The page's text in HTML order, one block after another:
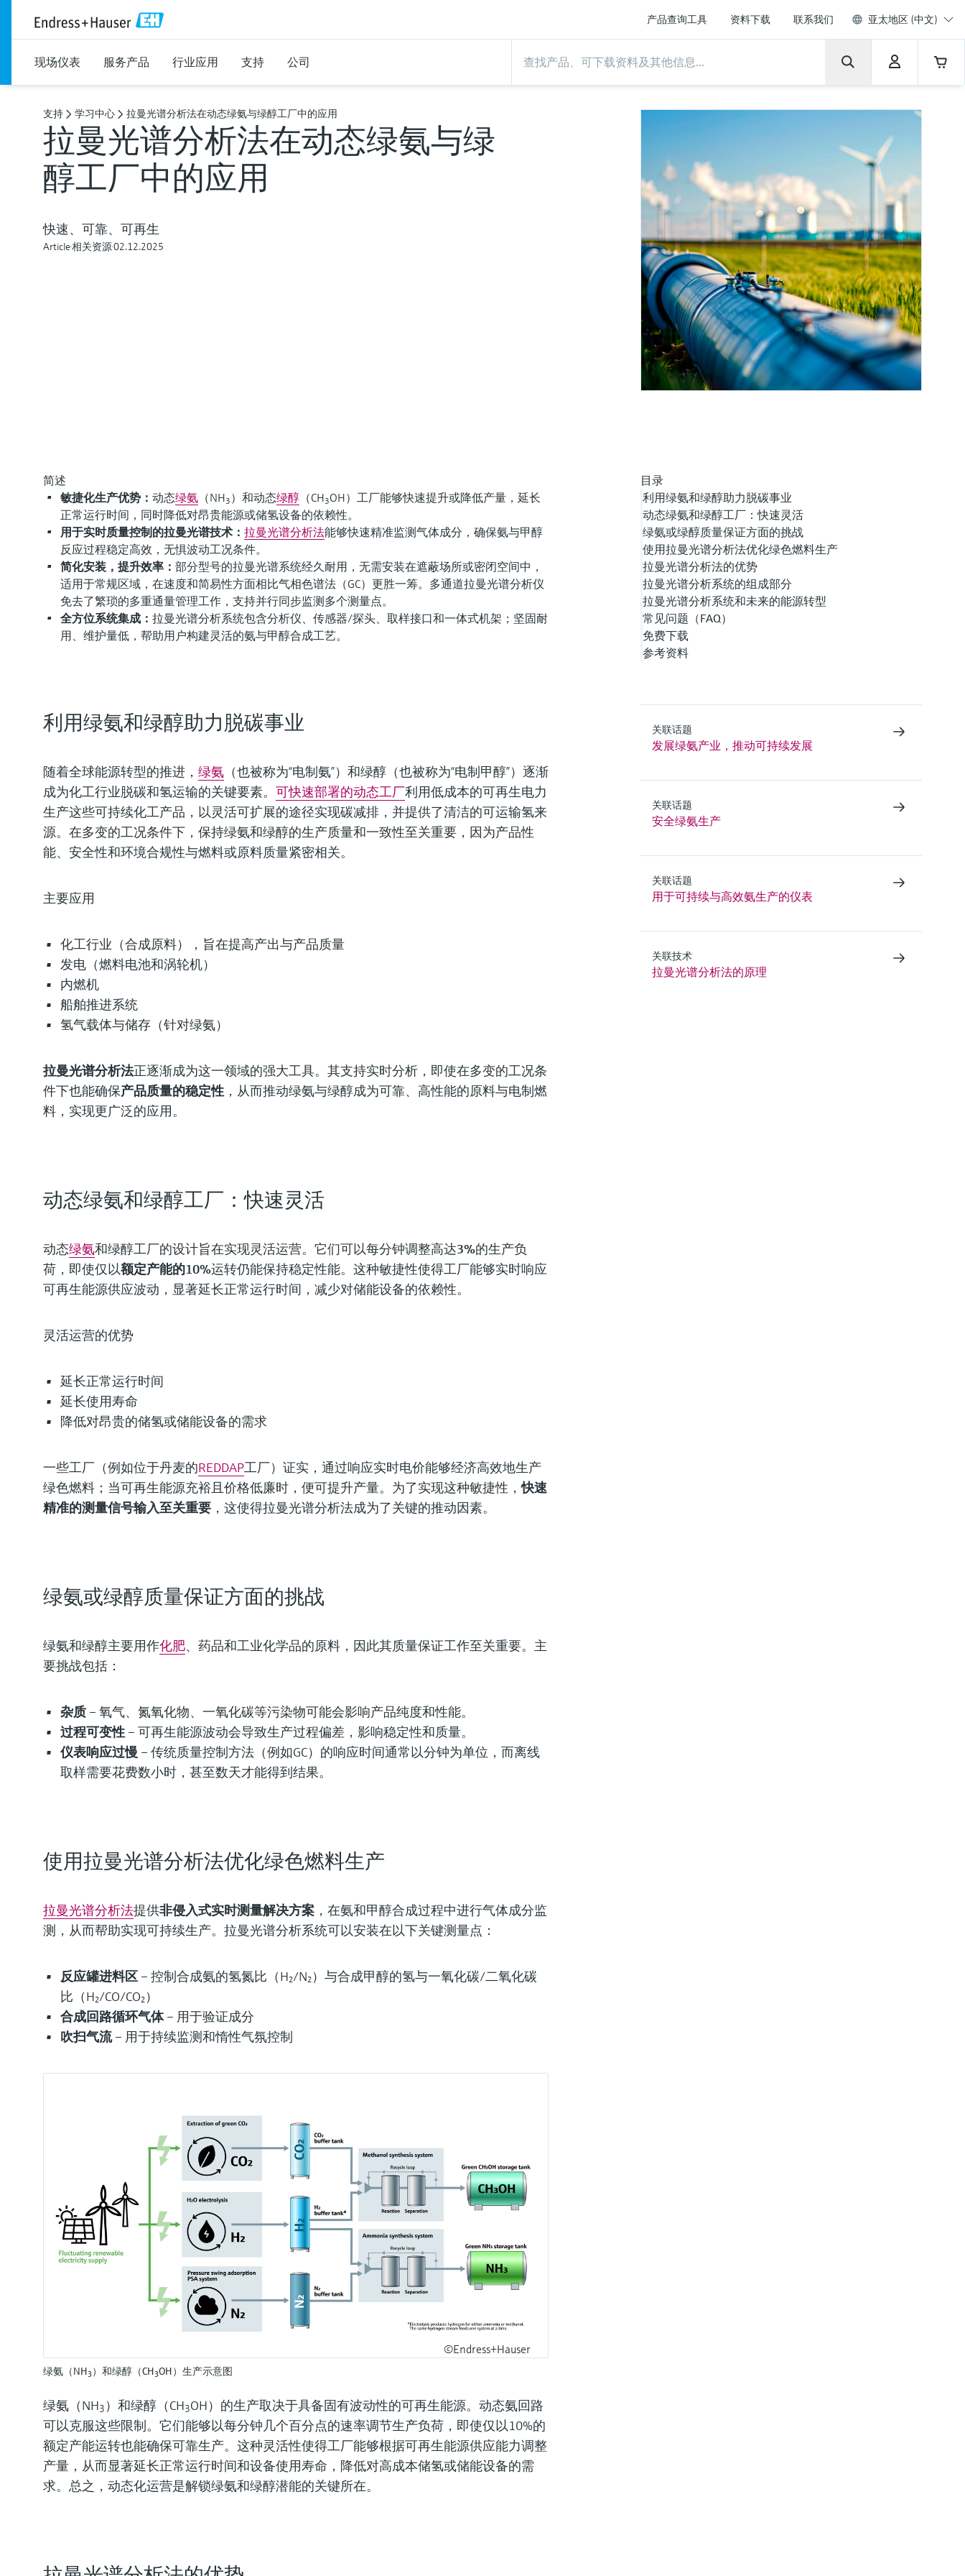
产品查询工具 资料下载 联系我们 亚太地区 (中文)
现场仪表 服务产品 行业应用 支持 公司
支持 学习中心 拉曼光谱分析法在动态绿氨与绿醇工厂中的应用
拉曼光谱分析法在动态绿氨与绿
醇工厂中的应用
快速、可靠、可再生
Article相关资源02.12.2025
简述
敏捷化生产优势： 动态绿氨 （NH3 ）和动态绿醇 （CH3OH）工厂能够快速提升或降低产量，延长
正常运行时间，同时降低对昂贵能源或储氢设备的依赖性。
用于实时质量控制的拉曼光谱技术： 拉曼光谱分析法能够快速精准监测气体成分，确保氨与甲醇
反应过程稳定高效，无惧波动工况条件。
简化安装，提升效率： 部分型号的拉曼光谱系统经久耐用，无需安装在遮蔽场所或密闭空间中，
适用于常规区域，在速度和简易性方面相比气相色谱法（GC）更胜一筹。多通道拉曼光谱分析仪
免去了繁琐的多重通量管理工作，支持并行同步监测多个测量点。
全方位系统集成： 拉曼光谱分析系统包含分析仪、传感器/探头、取样接口和一体式机架；坚固耐
用、维护量低，帮助用户构建灵活的氨与甲醇合成工艺。
目录
利用绿氨和绿醇助力脱碳事业
动态绿氨和绿醇工厂：快速灵活
绿氨或绿醇质量保证方面的挑战
使用拉曼光谱分析法优化绿色燃料生产
拉曼光谱分析法的优势
拉曼光谱分析系统的组成部分
拉曼光谱分析系统和未来的能源转型
常见问题（FAQ）
免费下载
参考资料
利用绿氨和绿醇助力脱碳事业
随着全球能源转型的推进， 绿氨 （也被称为“电制氨”）和绿醇（也被称为“电制甲醇”）逐渐
成为化工行业脱碳和氢运输的关键要素。 可快速部署的动态工厂利用低成本的可再生电力
生产这些可持续化工产品，以灵活可扩展的途径实现碳减排，并提供了清洁的可运输氢来
源。在多变的工况条件下，保持绿氨和绿醇的生产质量和一致性至关重要，因为产品性
能、安全性和环境合规性与燃料或原料质量紧密相关。
主要应用
化工行业（合成原料），旨在提高产出与产品质量
发电（燃料电池和涡轮机）
内燃机
船舶推进系统
氢气载体与储存（针对绿氨）
拉曼光谱分析法正逐渐成为这一领域的强大工具。其支持实时分析，即使在多变的工况条
件下也能确保产品质量的稳定性 ，从而推动绿氨与绿醇成为可靠、高性能的原料与电制燃
料，实现更广泛的应用。
动态绿氨和绿醇工厂：快速灵活
动态绿氨和绿醇工厂的设计旨在实现灵活运营。它们可以每分钟调整高达3%的生产负
荷，即使仅以额定产能的10%运转仍能保持稳定性能。这种敏捷性使得工厂能够实时响应
可再生能源供应波动，显著延长正常运行时间，减少对储能设备的依赖性。
灵活运营的优势
延长正常运行时间
延长使用寿命
降低对昂贵的储氢或储能设备的需求
一些工厂（例如位于丹麦的REDDAP工厂）证实，通过响应实时电价能够经济高效地生产
绿色燃料；当可再生能源充裕且价格低廉时，便可提升产量。为了实现这种敏捷性，快速
精准的测量信号输入至关重要 ，这使得拉曼光谱分析法成为了关键的推动因素。
绿氨或绿醇质量保证方面的挑战
绿氨和绿醇主要用作化肥、药品和工业化学品的原料，因此其质量保证工作至关重要。主
要挑战包括：
杂质 – 氧气、氮氧化物、一氧化碳等污染物可能会影响产品纯度和性能。
过程可变性 – 可再生能源波动会导致生产过程偏差，影响稳定性和质量。
仪表响应过慢 – 传统质量控制方法（例如GC）的响应时间通常以分钟为单位，而离线
取样需要花费数小时，甚至数天才能得到结果。
使用拉曼光谱分析法优化绿色燃料生产
拉曼光谱分析法提供非侵入式实时测量解决方案 ，在氨和甲醇合成过程中进行气体成分监
测，从而帮助实现可持续生产。拉曼光谱分析系统可以安装在以下关键测量点：
反应罐进料区 – 控制合成氨的氢氮比（H₂/N₂）与合成甲醇的氢与一氧化碳/二氧化碳
比（H₂/CO/CO₂）
合成回路循环气体– 用于验证成分
吹扫气流– 用于持续监测和惰性气氛控制
©Endress+Hauser
绿氨（NH3）和绿醇（CH3OH）生产示意图
绿氨（NH3 ）和绿醇（CH3OH）的生产取决于具备固有波动性的可再生能源。动态氨回路
可以克服这些限制。它们能够以每分钟几个百分点的速率调节生产负荷，即使仅以10%的
额定产能运转也能确保可靠生产。这种灵活性使得工厂能够根据可再生能源供应能力调整
产量，从而显著延长正常运行时间和设备使用寿命，降低对高成本储氢或储能设备的需
求。总之，动态化运营是解锁绿氨和绿醇潜能的关键所在。
关联话题
发展绿氨产业，推动可持续发展
关联话题
安全绿氨生产
关联话题
用于可持续与高效氨生产的仪表
关联技术
拉曼光谱分析法的原理